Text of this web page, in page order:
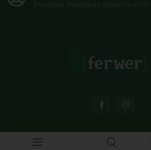
© Topshelf s.r.o. Všechna práva